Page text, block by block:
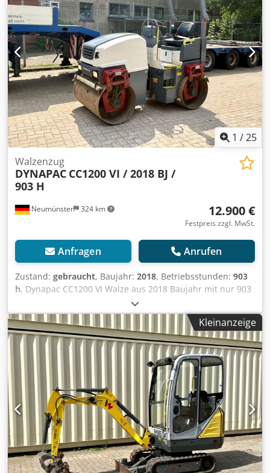
1 /25
Neumünster 324 km
Walzenzug
DYNAPAC CC1200 VI / 2018 BJ /
903 H
12.900 €
Festpreis zzgl. MwSt.
Anfragen Anrufen
Zustand: gebraucht, Baujahr: 2018, Betriebsstunden: 903
h, Dynapac CC1200 VI Walze aus 2018 Baujahr mit nur 903
Stunden: ----* Hersteller: Dynapac * Typ: CC1200 VI *
Baujahr: 2018 * Abgelesene Betriebsstunden: ca. 903 *
Betriebsgewicht: ca. 2.550 KG * Arbeitsbreite: 1.2 Meter *
Kubota Diesel Motor * Wasserberieselung * Guter Zustand
* Video auf Anfrage (Whats APP Erik) * Preis: 12.900 Euro,
netto + 19% MwSt. ----Für weitere Fragen bitte anrufen:
Erik Kortum: Whats App ?Alle Angaben ohne Gewähr und
Garantie, Irrtümer und Zwischenverkauf vorbehalten. ?
Csdpfszq Aitsx Amusrf
Kleinanzeige